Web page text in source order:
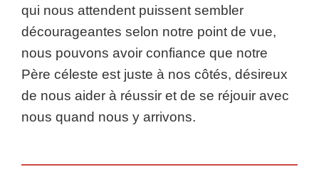
qui nous attendent puissent sembler
décourageantes selon notre point de vue,
nous pouvons avoir confiance que notre
Père céleste est juste à nos côtés, désireux
de nous aider à réussir et de se réjouir avec
nous quand nous y arrivons.